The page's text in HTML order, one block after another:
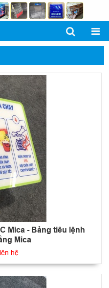
Mica - Bảng tiêu lệnh
Mica
hệ